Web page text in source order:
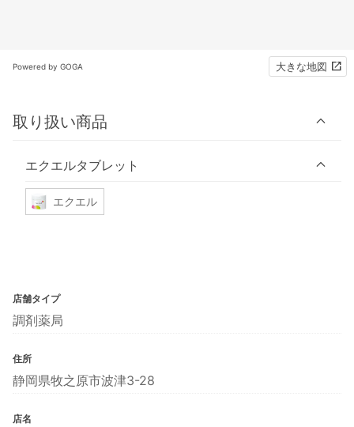
Powered by GOGA 大きな地図
取り扱い商品
エクエルタブレット
エクエル
店舗タイプ
調剤薬局
住所
静岡県牧之原市波津3-28
店名